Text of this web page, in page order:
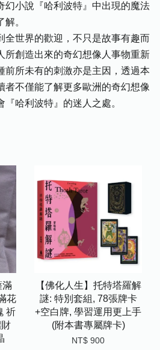
幻小說『哈利波特』中出現的魔法
。
全世界的歡迎，不只是故事有趣而
所創造出來的奇幻想像人事物重新
前所未有的刺激亦是主因，透過本
者不僅能了解更多歐洲的奇幻想像
哈利波特』的迷人之處。
滿
花
祈
【佛化人生】托特塔羅解
謎: 特別套組, 78張牌卡
+空白牌, 學習運用更上手
(附本書專屬牌卡)
NT$ 900